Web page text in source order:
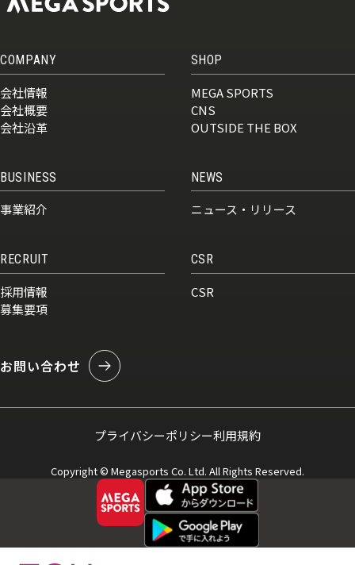
COMPANY
会社情報
会社概要
会社沿革
BUSINESS
事業紹介
SHOP
MEGA SPORTS
CNS
OUTSIDE THE BOX
NEWS
ニュース・リリース
RECRUIT
採用情報
募集要項
CSR
CSR
お問い合わせ
プライバシーポリシー利用規約
Copyright © Megasports Co. Ltd. All Rights Reserved.